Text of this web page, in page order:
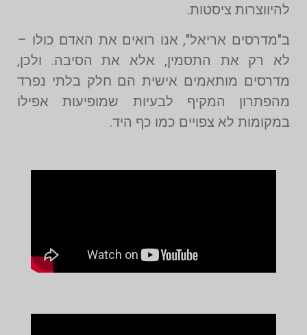
להיווצרות ציסטות.
ב"מדרסים אריאל", אנו רואים את האדם כולו –
לא רק את התסמין, אלא את הסיבה. ולכן,
מדרסים מותאמים אישית הם חלק בלתי נפרד
מהפתרון המקיף לבעיות שמופיעות אפילו
במקומות לא צפויים כמו כף היד.